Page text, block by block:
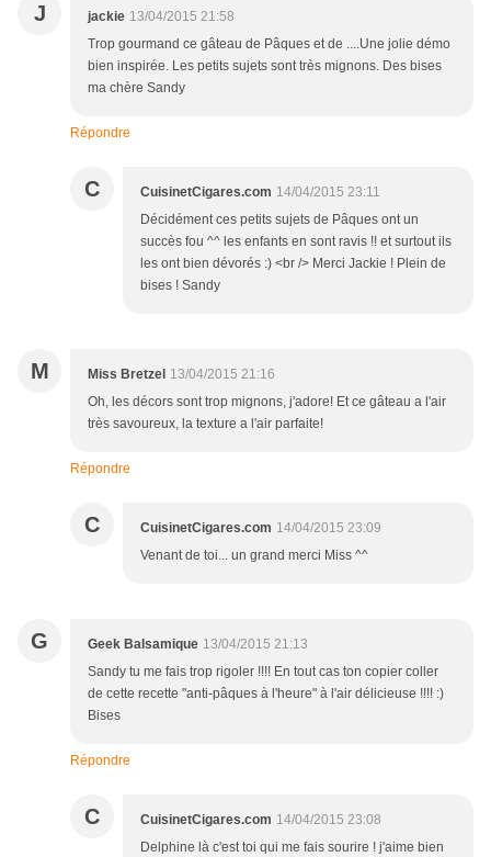
J jackie 13/04/2015 21:58
Trop gourmand ce gâteau de Pâques et de ....Une jolie démo
bien inspirée. Les petits sujets sont très mignons. Des bises
ma chère Sandy
Répondre
C CuisinetCigares.com 14/04/2015 23:11
Décidément ces petits sujets de Pâques ont un
succès fou ^^ les enfants en sont ravis !! et surtout ils
les ont bien dévorés :) <br /> Merci Jackie ! Plein de
bises ! Sandy
M Miss Bretzel 13/04/2015 21:16
Oh, les décors sont trop mignons, j'adore! Et ce gâteau a l'air
très savoureux, la texture a l'air parfaite!
Répondre
C CuisinetCigares.com 14/04/2015 23:09
Venant de toi... un grand merci Miss ^^
G Geek Balsamique 13/04/2015 21:13
Sandy tu me fais trop rigoler !!!! En tout cas ton copier coller
de cette recette "anti-pâques à l'heure" à l'air délicieuse !!!! :)
Bises
Répondre
C CuisinetCigares.com 14/04/2015 23:08
Delphine là c'est toi qui me fais sourire ! j'aime bien